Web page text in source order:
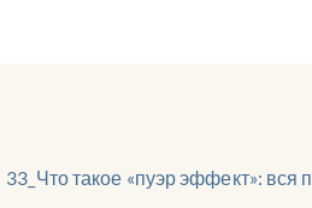
33_Что такое «пуэр эффект»: вся